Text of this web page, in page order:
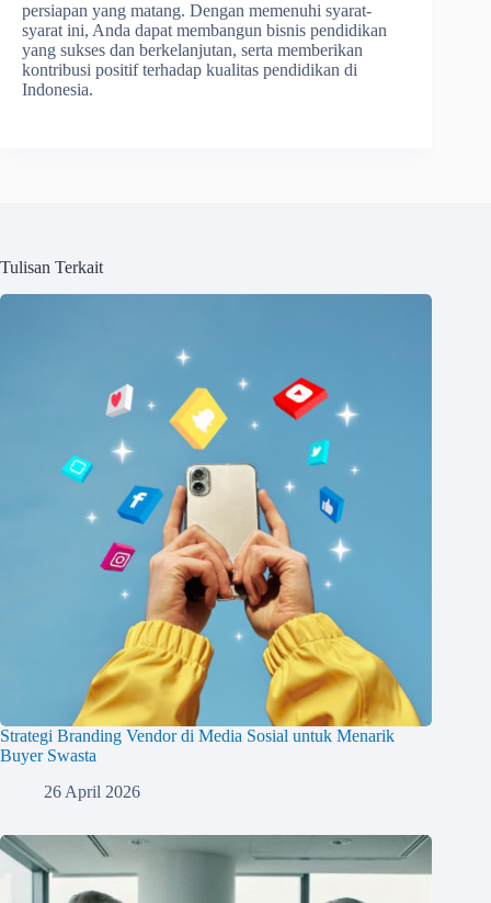
persiapan yang matang. Dengan memenuhi syarat-
syarat ini, Anda dapat membangun bisnis pendidikan
yang sukses dan berkelanjutan, serta memberikan
kontribusi positif terhadap kualitas pendidikan di
Indonesia.
Tulisan Terkait
Strategi Branding Vendor di Media Sosial untuk Menarik
Buyer Swasta
26 April 2026